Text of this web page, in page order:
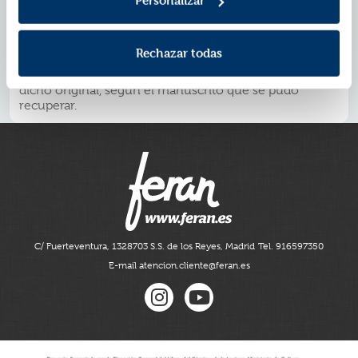
Rechazar todas
París en una librería de viejo. La Biblioteca Riojana la
difundió en los años noventa en edición de Fernando
Cabo, pero el texto original ?que data del año 1604? no
es muy conocido. No tardaremos en publicar también
dicho original, según el manuscrito que se pudo
recuperar.
C/ Fuerteventura, 1328703 S.S. de los Reyes, Madrid Tel. 916597350
E-mail atencion.cliente@feran.es